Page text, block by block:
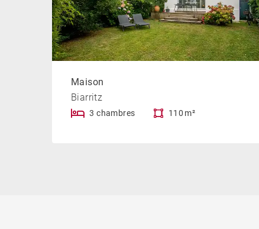
Maison
Biarritz
3 chambres 110 m²